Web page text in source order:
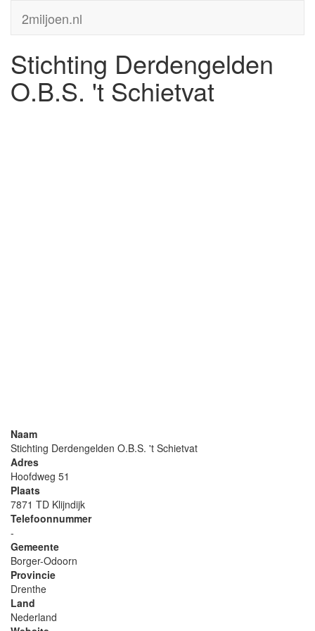
2miljoen.nl
Stichting Derdengelden
O.B.S. 't Schietvat
Naam
Stichting Derdengelden O.B.S. 't Schietvat
Adres
Hoofdweg 51
Plaats
7871 TD Klijndijk
Telefoonnummer
-
Gemeente
Borger-Odoorn
Provincie
Drenthe
Land
Nederland